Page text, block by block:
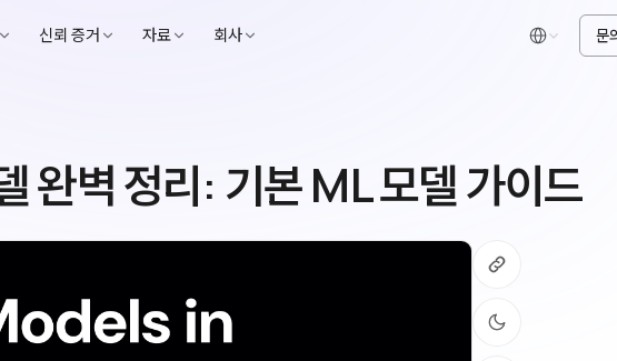
신뢰 증거 자료 회사 한국어 문
완벽 정리: 기본 ML 모델 가이드